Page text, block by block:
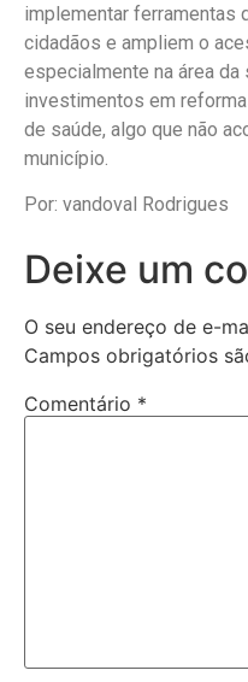
implementar ferramentas
cidadãos e ampliem o
especialmente na área da
investimentos em
de saúde, algo que não
município.
Por: vandoval Rodrigues
Deixe um
O seu endereço de e-
Campos obrigatórios
Comentário *